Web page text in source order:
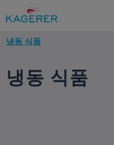
건너뛰기
냉동 식품
냉동 식품